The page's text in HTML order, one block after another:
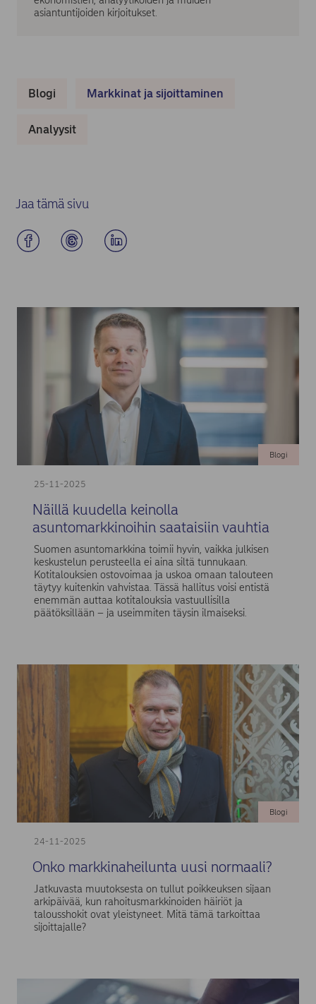
asiantuntijoiden kirjoitukset.
Blogi Markkinat ja sijoittaminen
Analyysit
Jaa tämä sivu
25-11-2025
Blogi
Näillä kuudella keinolla
asuntomarkkinoihin saataisiin vauhtia
Suomen asuntomarkkina toimii hyvin, vaikka julkisen
keskustelun perusteella ei aina siltä tunnukaan.
Kotitalouksien ostovoimaa ja uskoa omaan talouteen
täytyy kuitenkin vahvistaa. Tässä hallitus voisi entistä
enemmän auttaa kotitalouksia vastuullisilla
päätöksillään – ja useimmiten täysin ilmaiseksi.
24-11-2025
Blogi
Onko markkinaheilunta uusi normaali?
Jatkuvasta muutoksesta on tullut poikkeuksen sijaan
arkipäivää, kun rahoitusmarkkinoiden häiriöt ja
talousshokit ovat yleistyneet. Mitä tämä tarkoittaa
sijoittajalle?